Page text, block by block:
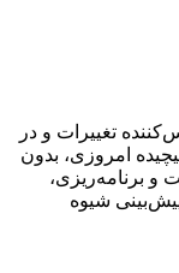
تغییرات و در
امروزی، بدون
و برنامه‌ریزی،
شیوه